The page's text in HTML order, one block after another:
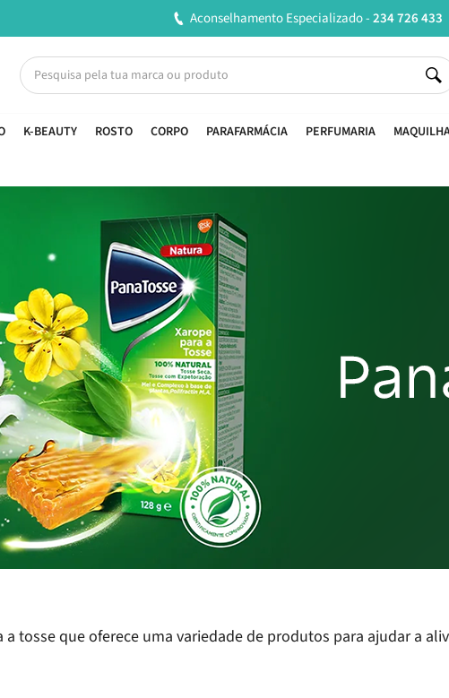
Entregas em 24H úteis.Oferta de portes a partir de
K-BEAUTY ROSTO CORPO PARAFARMÁCIA PERFUMARIA
tosse que oferece uma variedade de produtos para ajudar a